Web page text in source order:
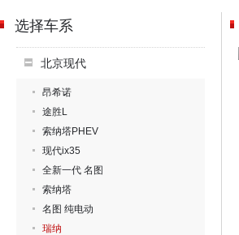
选择车系
北京现代
昂希诺
途胜L
索纳塔PHEV
现代ix35
全新一代 名图
索纳塔
名图 纯电动
瑞纳